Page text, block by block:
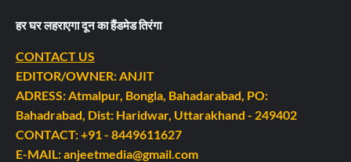
हर घर लहराएगा दून का हैंडमेड तिरंगा
CONTACT US
EDITOR/OWNER: ANJIT
ADRESS: Atmalpur, Bongla, Bahadarabad, PO:
Bahadrabad, Dist: Haridwar, Uttarakhand - 249402
CONTACT: +91 - 8449611627
E-MAIL: anjeetmedia@gmail.com